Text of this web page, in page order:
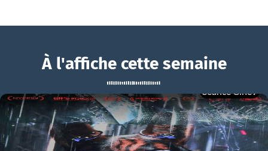
Des jours meilleurs
Des jours meilleurs Bande-annonce VF
À l'affiche cette semaine
BOUCHRA